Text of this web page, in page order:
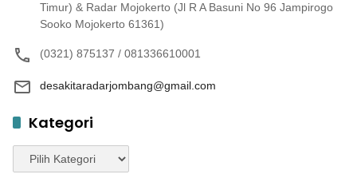
Timur) & Radar Mojokerto (Jl R A Basuni No 96 Jampirogo
Sooko Mojokerto 61361)
(0321) 875137 / 081336610001
desakitaradarjombang@gmail.com
Kategori
Kategori